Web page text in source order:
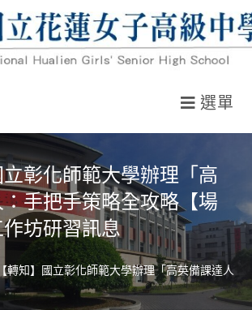
選單
彰化師範大學辦理「高
手把手策略全攻略【場
坊研習訊息
【轉知】國立彰化師範大學辦理「高英備課達人